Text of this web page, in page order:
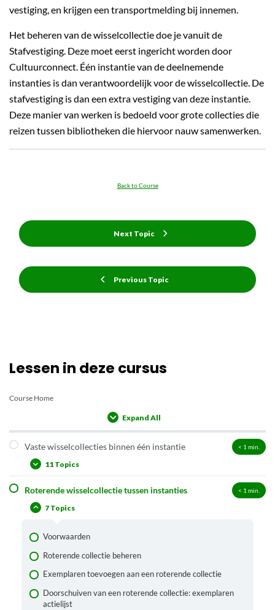
vestiging, en krijgen een transportmelding bij innemen.
Het beheren van de wisselcollectie doe je vanuit de
Stafvestiging. Deze moet eerst ingericht worden door
Cultuurconnect. Één instantie van de deelnemende
instanties is dan verantwoordelijk voor de wisselcollectie. De
stafvestiging is dan een extra vestiging van deze instantie.
Deze manier van werken is bedoeld voor grote collecties die
reizen tussen bibliotheken die hiervoor nauw samenwerken.
Previous Topic
Back to Course
Next Topic
Lessen in deze cursus
Course Home
Expand All
Vaste wisselcollecties binnen één instantie < 1 min.
11 Topics
Vaste wisselcollectie aanmaken
Collectiedetailscherm vaste collectie
instelling of een klas
Exemplaren van een vaste wisselcollectie uitlenen en
Roterende wisselcollectie tussen instanties < 1 min.
7 Topics
Voorwaarden
Roterende collectie beheren
Exemplaren toevoegen aan een roterende collectie
Doorschuiven van een roterende collectie: exemplaren
actielijst